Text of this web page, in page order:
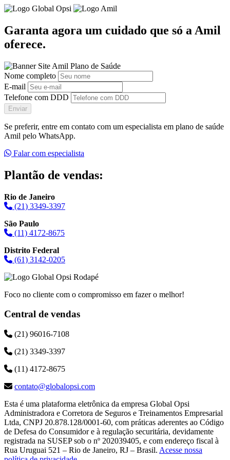
Garanta agora um cuidado que só a Amil
oferece.
Nome completo
E-mail
Telefone com DDD
Enviar
Se preferir, entre em contato com um especialista em plano de saúde
Amil pelo WhatsApp.
Falar com especialista
Plantão de vendas:
Rio de Janeiro
(21) 3349-3397
São Paulo
(11) 4172-8675
Distrito Federal
(61) 3142-0205
Foco no cliente com o compromisso em fazer o melhor!
Central de vendas
(21) 96016-7108
(21) 3349-3397
(11) 4172-8675
contato@globalopsi.com
Esta é uma plataforma eletrônica da empresa Global Opsi
Administradora e Corretora de Seguros e Treinamentos Empresarial
Ltda, CNPJ 20.878.128/0001-60, com práticas aderentes ao Código
de Defesa do Consumidor e à regulação securitária, devidamente
registrada na SUSEP sob o nº 202039405, e com endereço fiscal à
Rua Uruguai 521 – Rio de Janeiro, RJ – Brasil. Acesse nossa